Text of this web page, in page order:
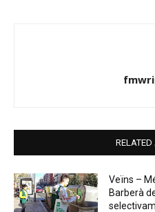
RELATED
Veïns –
Barberà